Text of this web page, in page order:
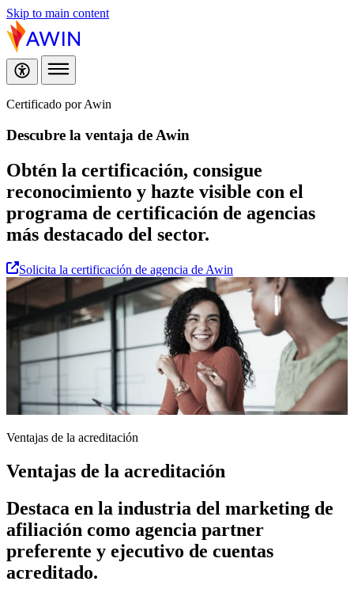
Skip to main content
Certificado por Awin
Descubre la ventaja de Awin
Obtén la certificación, consigue
reconocimiento y hazte visible con el
programa de certificación de agencias
más destacado del sector.
Solicita la certificación de agencia de Awin
Ventajas de la acreditación
Ventajas de la acreditación
Destaca en la industria del marketing de
afiliación como agencia partner
preferente y ejecutivo de cuentas
acreditado.